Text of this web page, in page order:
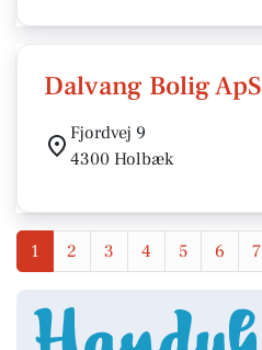
Dalvang Bolig ApS
Fjordvej 9
4300 Holbæk
1 2 3 4 5 6 7